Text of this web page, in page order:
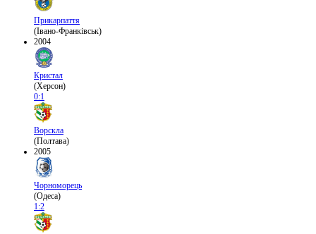
Прикарпаття
(Івано-Франківськ)
2004
Кристал
(Херсон)
0:1
Ворскла
(Полтава)
2005
Чорноморець
(Одеса)
1:2